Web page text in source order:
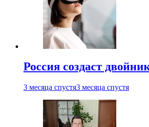
Россия создаст
3 месяца спустя3 месяца спустя